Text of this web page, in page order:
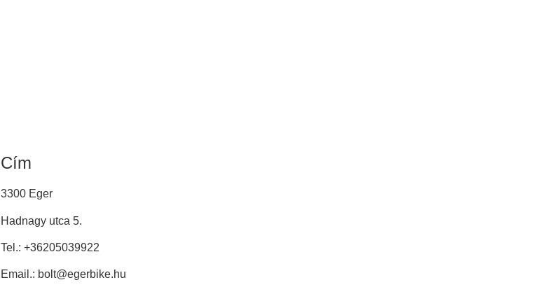
Cím
3300 Eger
Hadnagy utca 5.
Tel.: +36205039922
Email.: bolt@egerbike.hu